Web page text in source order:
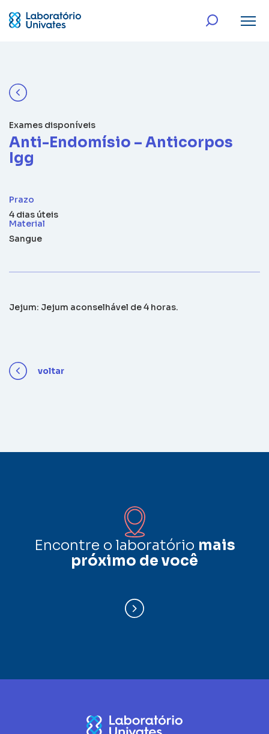
Exames disponíveis
Anti-Endomísio – Anticorpos
Igg
Prazo
4 dias úteis
Material
Sangue
Jejum: Jejum aconselhável de 4 horas.
voltar
Encontre o laboratório mais
próximo de você